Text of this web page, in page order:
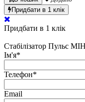
Придбати в 1 клік
Придбати в 1 клік
Стабілізатор Пульс
Ім'я*
Телефон*
Email